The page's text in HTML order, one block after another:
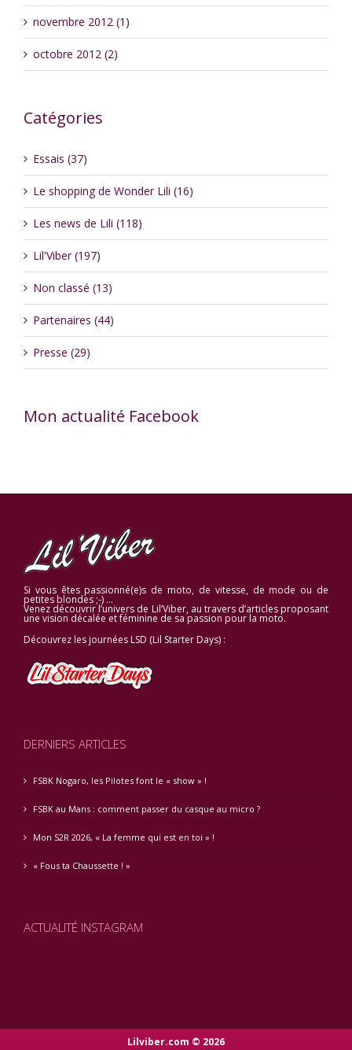
novembre 2012 (1)
octobre 2012 (2)
Catégories
Essais (37)
Le shopping de Wonder Lili (16)
Les news de Lili (118)
Lil'Viber (197)
Non classé (13)
Partenaires (44)
Presse (29)
Mon actualité Facebook
Si vous êtes passionné(e)s de moto, de vitesse, de mode ou de
petites blondes ;-) …
Venez découvrir l’univers de Lil’Viber, au travers d’articles proposant
une vision décalée et féminine de sa passion pour la moto.
Découvrez les journées LSD (Lil Starter Days) :
DERNIERS ARTICLES
FSBK Nogaro, les Pilotes font le « show » !
FSBK au Mans : comment passer du casque au micro ?
Mon S2R 2026, « La femme qui est en toi » !
« Fous ta Chaussette ! »
ACTUALITÉ INSTAGRAM
Lilviber.com © 2026